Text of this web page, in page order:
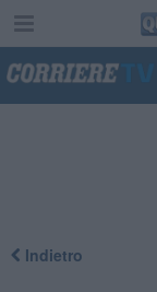
Indietro